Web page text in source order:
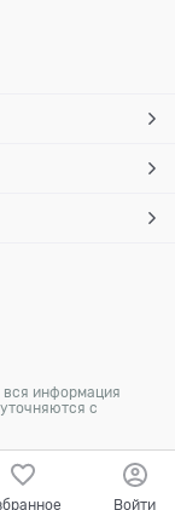
вся информация
с
Войти